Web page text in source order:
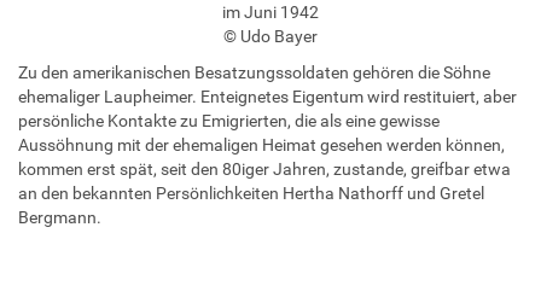
im Juni 1942
© Udo Bayer
Zu den amerikanischen Besatzungssoldaten gehören die Söhne
ehemaliger Laupheimer. Enteignetes Eigentum wird restituiert, aber
persönliche Kontakte zu Emigrierten, die als eine gewisse
Aussöhnung mit der ehemaligen Heimat gesehen werden können,
kommen erst spät, seit den 80iger Jahren, zustande, greifbar etwa
an den bekannten Persönlichkeiten Hertha Nathorff und Gretel
Bergmann.